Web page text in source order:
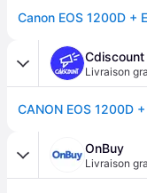
Cdiscount
Livraison
OnBuy
Livraison